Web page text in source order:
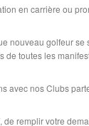
en carrière ou
nouveau golfeur
toutes les
avec nos Clubs
remplir votre